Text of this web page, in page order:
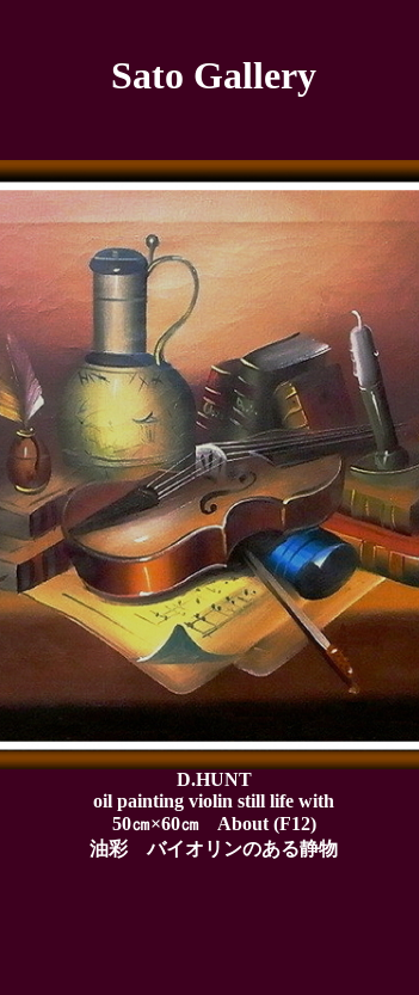
Sato Gallery
D.HUNT
oil painting violin still life with
50㎝×60㎝ About (F12)
油彩バイオリンのある静物